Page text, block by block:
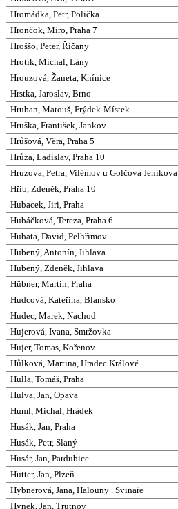
Hromádka, Petr, Polička
Hrončok, Miro, Praha 7
Hroššo, Peter, Říčany
Hrotík, Michal, Lány
Hrouzová, Žaneta, Knínice
Hrstka, Jaroslav, Brno
Hruban, Matouš, Frýdek-Místek
Hruška, František, Jankov
Hrůšová, Věra, Praha 5
Hrůza, Ladislav, Praha 10
Hruzova, Petra, Vilémov u Golčova Jeníkova
Hřib, Zdeněk, Praha 10
Hubacek, Jiri, Praha
Hubáčková, Tereza, Praha 6
Hubata, David, Pelhřimov
Hubený, Antonín, Jihlava
Hubený, Zdeněk, Jihlava
Hübner, Martin, Praha
Hudcová, Kateřina, Blansko
Hudec, Marek, Nachod
Hujerová, Ivana, Smržovka
Hujer, Tomas, Kořenov
Hůlková, Martina, Hradec Králové
Hulla, Tomáš, Praha
Hulva, Jan, Opava
Huml, Michal, Hrádek
Husák, Jan, Praha
Husák, Petr, Slaný
Husár, Jan, Pardubice
Hutter, Jan, Plzeň
Hybnerová, Jana, Halouny . Svinaře
Hynek, Jan, Trutnov